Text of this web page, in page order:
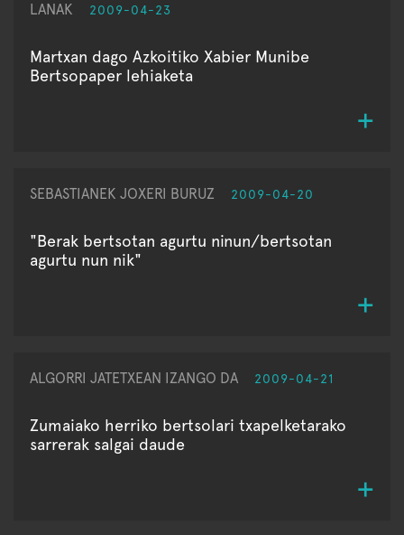
LANAK
2009-04-23
Martxan dago Azkoitiko Xabier Munibe
Bertsopaper lehiaketa
SEBASTIANEK JOXERI BURUZ 2009-04-20
"Berak bertsotan agurtu ninun/bertsotan
agurtu nun nik"
ALGORRI JATETXEAN IZANGO DA 2009-04-21
Zumaiako herriko bertsolari txapelketarako
sarrerak salgai daude